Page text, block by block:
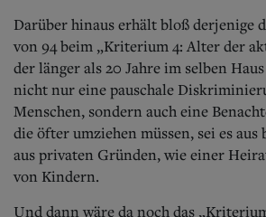
Darüber hinaus erhält bloß derjenige
von 94 beim „Kriterium 4: Alter der
der länger als 20 Jahre im selben
nicht nur eine pauschale
Menschen, sondern auch eine
die öfter umziehen müssen, sei es aus
aus privaten Gründen, wie einer
von Kindern.
Und dann wäre da noch das